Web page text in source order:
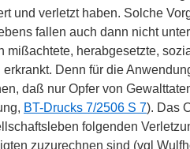
und verletzt haben. Solche
fallen auch dann nicht
mißachtete, herabgesetzte,
Denn für die
daß nur Opfer von
BT-Drucks 7/2506 S 7). Das
folgenden
zuzurechnen sind (vgl